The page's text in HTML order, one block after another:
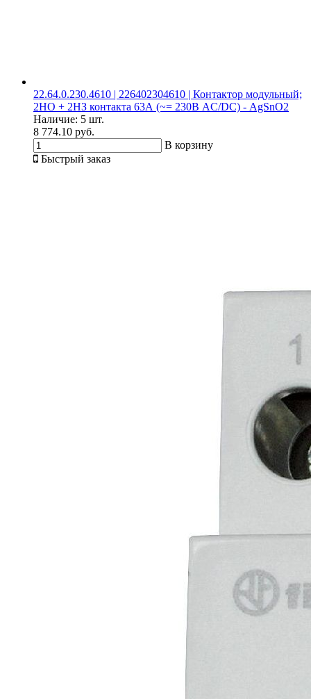
22.64.0.230.4610 | 226402304610 | Контактор модульный;
2НО + 2НЗ контакта 63А (~= 230В AC/DC) - AgSnO2
Наличие: 5 шт.
8 774.10 руб.
В корзину
Быстрый заказ